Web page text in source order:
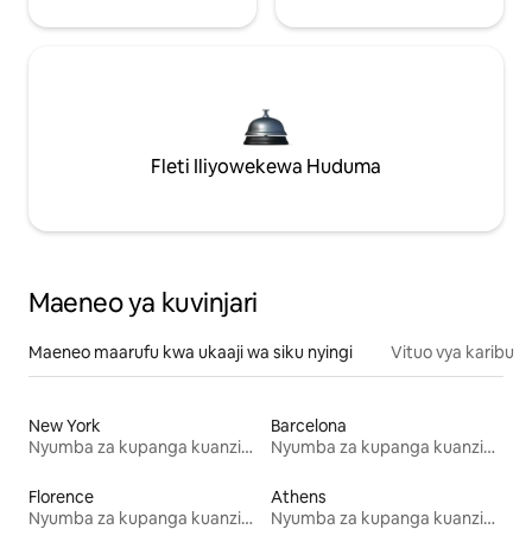
Fleti Iliyowekewa Huduma
Maeneo ya kuvinjari
Maeneo maarufu kwa ukaaji wa siku nyingi Vituo vya karibu
New York
Nyumba za kupanga kuanzia mwezi mmoja
Barcelona
Nyumba za kupanga kuanzia mwezi mmoja
Florence
Nyumba za kupanga kuanzia mwezi mmoja
Athens
Nyumba za kupanga kuanzia mwezi mmoja